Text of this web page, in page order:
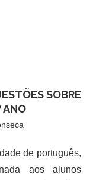
SOBRE
ANO
de português,
aos alunos